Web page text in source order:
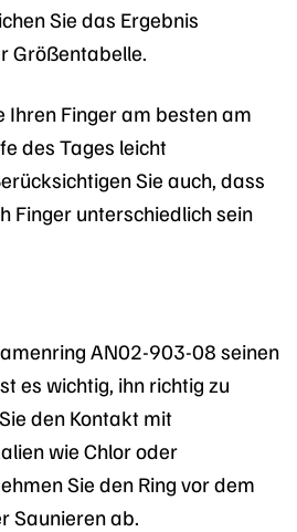
Sie das Ergebnis
Größentabelle.
Ihren Finger am besten am
des Tages leicht
Sie auch, dass
Finger unterschiedlich sein
AN02-903-08 seinen
es wichtig, ihn richtig zu
den Kontakt mit
wie Chlor oder
Sie den Ring vor dem
Saunieren ab.